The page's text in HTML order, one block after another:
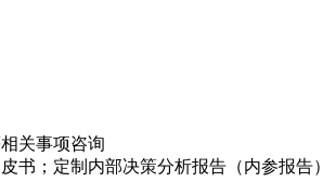
关事项咨询
书；定制内部决策分析报告（内参报告）